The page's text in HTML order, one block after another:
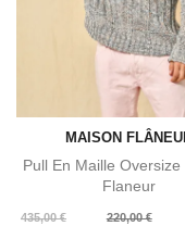
MAISON
Pull En Maille Oversize
Flaneur
435,00 €
Prix
220,00 €
Prix